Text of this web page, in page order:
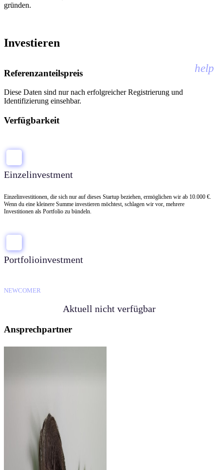
gründen.
Investieren
Referenzanteilspreis help
Diese Daten sind nur nach erfolgreicher Registrierung und
Identifizierung einsehbar.
Verfügbarkeit
Einzelinvestment
Einzelinvestitionen, die sich nur auf dieses Startup beziehen, ermöglichen wir ab 10.000 €.
Wenn du eine kleinere Summe investieren möchtest, schlagen wir vor, mehrere
Investitionen als Portfolio zu bündeln.
Portfolioinvestment
NEWCOMER
Aktuell nicht verfügbar
Ansprechpartner